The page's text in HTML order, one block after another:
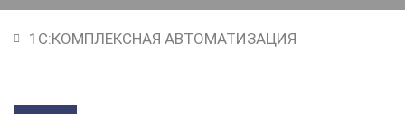
1C:КОМПЛЕКСНАЯ АВТОМАТИЗАЦИЯ